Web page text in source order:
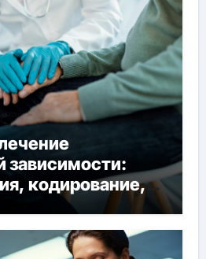
зависимости:
кодирование,
полный курс и